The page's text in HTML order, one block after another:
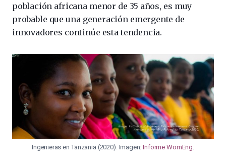
población africana menor de 35 años, es muy
probable que una generación emergente de
innovadores continúe esta tendencia.
Ingenieras en Tanzania (2020). Imagen:Informe WomEng.